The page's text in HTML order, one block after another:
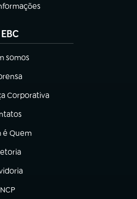
nova aba)
somos
nova aba)
em nova aba)
Corporativa
aba)
em nova aba)
é Quem
nova aba)
em nova aba)
em nova aba)
em nova aba)